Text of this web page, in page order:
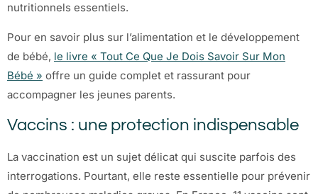
nutritionnels essentiels.
Pour en savoir plus sur l’alimentation et le développement
de bébé, le livre « Tout Ce Que Je Dois Savoir Sur Mon
Bébé » offre un guide complet et rassurant pour
accompagner les jeunes parents.
Vaccins : une protection indispensable
La vaccination est un sujet délicat qui suscite parfois des
interrogations. Pourtant, elle reste essentielle pour prévenir